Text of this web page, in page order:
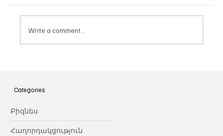
նվիրում որոշում
Write a comment...
Categories
Բիզնես
Հաղորդակցություն